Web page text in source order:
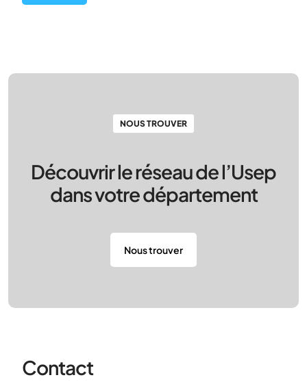
NOUS TROUVER
Découvrir le réseau de l’Usep
dans votre département
Nous trouver
Contact